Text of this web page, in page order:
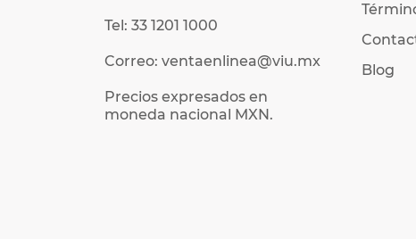
Tel: 33 1201 1000
Correo: ventaenlinea@viu.mx
Precios expresados en
moneda nacional MXN.
Blog